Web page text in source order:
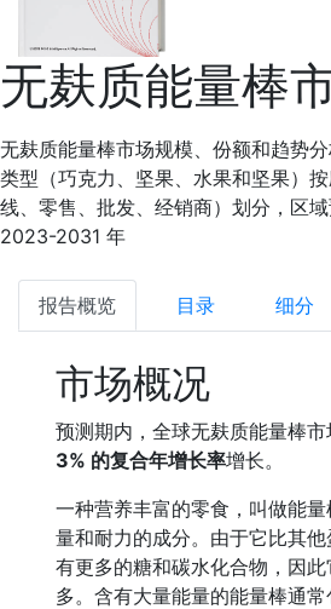
无麸质能量棒
无麸质能量棒市场规模、份额和趋势
类型（巧克力、坚果、水果和坚果）
线、零售、批发、经销商）划分，区域
2023-2031 年
报告概览 目录 细分
市场概况
预测期内，全球无麸质能量棒
3% 的复合年增长率增长。
一种营养丰富的零食，叫做能
量和耐力的成分。由于它比其
有更多的糖和碳水化合物，因
多。含有大量能量的能量棒通